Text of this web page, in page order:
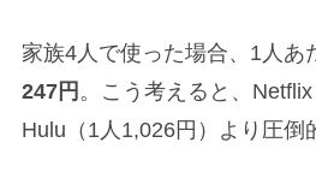
家族4人で使った場合、1人あ
247円 。こう考えると、
Hulu（1人1,026円）より圧倒